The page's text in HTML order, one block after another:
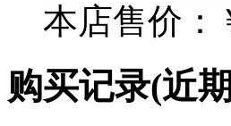
本店售价：
购买记录(近